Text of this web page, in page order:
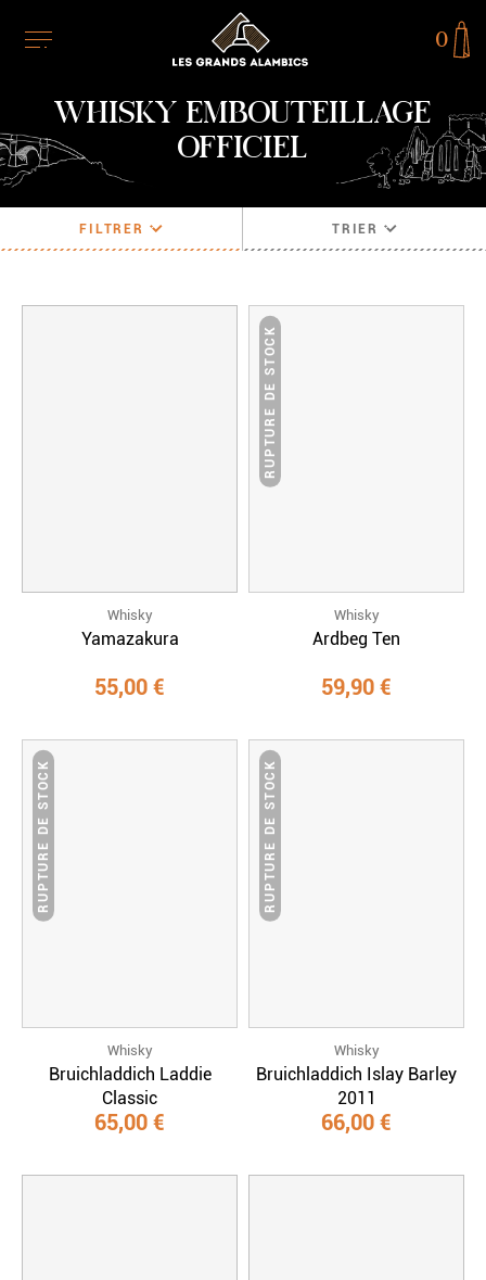
0
WHISKY EMBOUTEILLAGE
OFFICIEL
FILTRER TRIER
Whisky
Yamazakura
55,00 €
RUPTURE DE STOCK
Whisky
Ardbeg Ten
59,90 €
RUPTURE DE STOCK
Whisky
Bruichladdich Laddie
Classic
65,00 €
RUPTURE DE STOCK
Whisky
Bruichladdich Islay Barley
2011
66,00 €